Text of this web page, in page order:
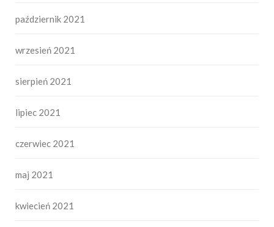
październik 2021
wrzesień 2021
sierpień 2021
lipiec 2021
czerwiec 2021
maj 2021
kwiecień 2021